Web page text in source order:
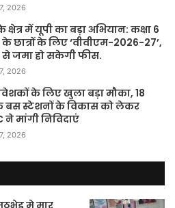
2026
क्षेत्र में यूपी का बड़ा अभियान: कक्षा 6
छात्रों के लिए ‘वीवीएम-2026-27’,
से जमा हो सकेगी फीस.
2026
के लिए खुला बड़ा मौका, 18
स्टेशनों के विकास को लेकर
ने मांगी निविदाएं
2026